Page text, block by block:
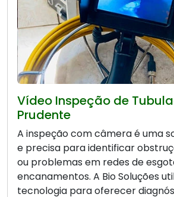
Vídeo Inspeção de
Prudente
A inspeção com câmera é uma
e precisa para identificar
ou problemas em redes de
encanamentos. A Bio Soluções
tecnologia para oferecer